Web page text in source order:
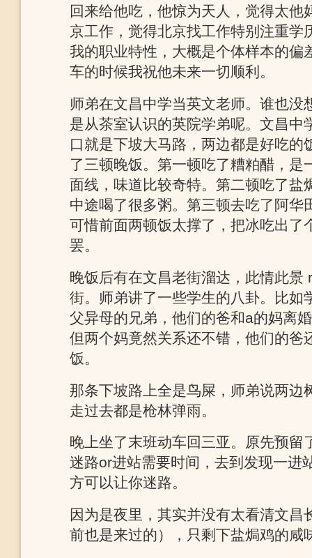
回来给他吃，他惊为天人，觉得太他
京工作，觉得北京找工作特别注重学
我的职业特性，大概是个体样本的偏
车的时候我祝他未来一切顺利。
师弟在文昌中学当英文老师。谁也没
是从茶室认识的英院学弟呢。文昌中
口就是下坡大马路，两边都是好吃的
了三顿晚饭。第一顿吃了糟粕醋，是
面线，味道比较奇特。第二顿吃了盐
中途喝了很多粥。第三顿去吃了阿华
可惜前面两顿饭太撑了，把冰吃出了
罢。
晚饭后有在文昌老街溜达，此情此景
街。师弟讲了一些学生的八卦。比如
父异母的兄弟，他们的爸和a的妈离
但两个妈竟然关系还不错，他们的爸
饭。
那条下坡路上全是鸟屎，师弟说两边
走过去都是枪林弹雨。
晚上坐了末班动车回三亚。原先预留
迷路or进站需要时间，去到发现一进
方可以让你迷路。
因为是夜里，其实并没有太看清文昌
前也是来过的），只剩下盐焗鸡的咸